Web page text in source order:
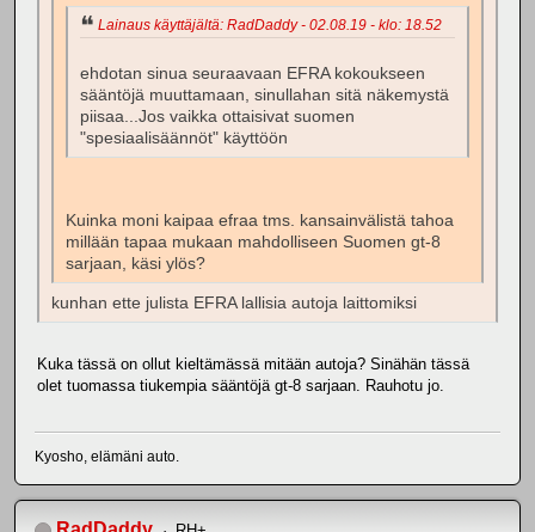
Lainaus käyttäjältä: RadDaddy - 02.08.19 - klo: 18.52
ehdotan sinua seuraavaan EFRA kokoukseen
sääntöjä muuttamaan, sinullahan sitä näkemystä
piisaa...Jos vaikka ottaisivat suomen
"spesiaalisäännöt" käyttöön
Kuinka moni kaipaa efraa tms. kansainvälistä tahoa
millään tapaa mukaan mahdolliseen Suomen gt-8
sarjaan, käsi ylös?
kunhan ette julista EFRA lallisia autoja laittomiksi
Kuka tässä on ollut kieltämässä mitään autoja? Sinähän tässä
olet tuomassa tiukempia sääntöjä gt-8 sarjaan. Rauhotu jo.
Kyosho, elämäni auto.